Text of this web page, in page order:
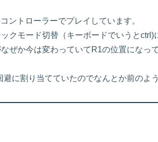
ントローラーでプレイしています。
クモード切替（キーボードでいうと
ぜか今は変わっていてR1の位置になっ
避に割り当てていたのでなんとか前のよ